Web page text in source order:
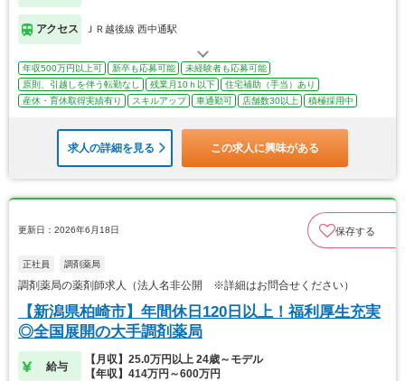
アクセス ＪＲ越後線 西中通駅
年収500万円以上可 新卒も応募可能
未経験者も応募可能
原則、引越しを伴う転勤なし
残業月10ｈ以下
住宅補助（手当）あり
産休・育休取得実績有り
スキルアップ 車通勤可 店舗数30以上 積極採用中
求人の詳細を見る この求人に興味がある
更新日：2026年6月18日 保存する
正社員 調剤薬局
調剤薬局の薬剤師求人（法人名非公開 ※詳細はお問合せください）
【新潟県柏崎市】年間休日120日以上！福利厚生充実
◎全国展開の大手調剤薬局
給与
【月収】25.0万円以上 24歳～モデル
【年収】414万円～600万円